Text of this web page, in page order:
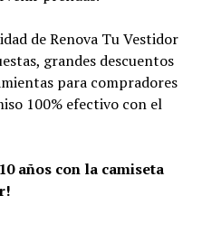
de Renova Tu Vestidor
grandes descuentos
para compradores
100% efectivo con el
años con la camiseta